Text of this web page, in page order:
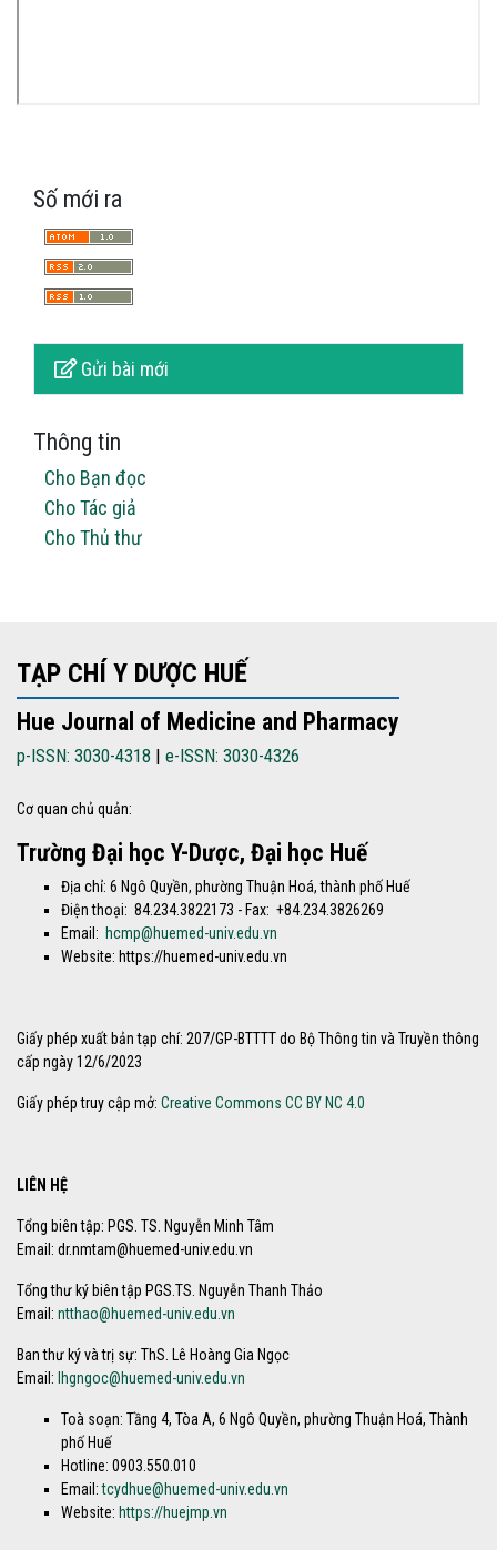
Số mới ra
Gửi bài mới
Thông tin
Cho Bạn đọc
Cho Tác giả
Cho Thủ thư
TẠP CHÍ Y DƯỢC HUẾ
Hue Journal of Medicine and Pharmacy
p-ISSN: 3030-4318 | e-ISSN: 3030-4326
Cơ quan chủ quản:
Trường Đại học Y-Dược, Đại học Huế
Địa chỉ: 6 Ngô Quyền, phường Thuận Hoá, thành phố Huế
Điện thoại: 84.234.3822173 - Fax: +84.234.3826269
Email: hcmp@huemed-univ.edu.vn
Website: https://huemed-univ.edu.vn
Giấy phép xuất bản tạp chí: 207/GP-BTTTT do Bộ Thông tin và Truyền thông
cấp ngày 12/6/2023
Giấy phép truy cập mở: Creative Commons CC BY NC 4.0
LIÊN HỆ
Tổng biên tập: PGS. TS. Nguyễn Minh Tâm
Email: dr.nmtam@huemed-univ.edu.vn
Tổng thư ký biên tập PGS.TS. Nguyễn Thanh Thảo
Email: ntthao@huemed-univ.edu.vn
Ban thư ký và trị sự: ThS. Lê Hoàng Gia Ngọc
Email: lhgngoc@huemed-univ.edu.vn
Toà soạn: Tầng 4, Tòa A, 6 Ngô Quyền, phường Thuận Hoá, Thành
phố Huế
Hotline: 0903.550.010
Email:tcydhue@huemed-univ.edu.vn
Website: https://huejmp.vn